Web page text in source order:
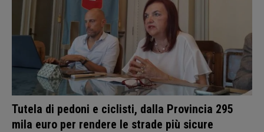
Tutela di pedoni e ciclisti, dalla Provincia 295
mila euro per rendere le strade più sicure